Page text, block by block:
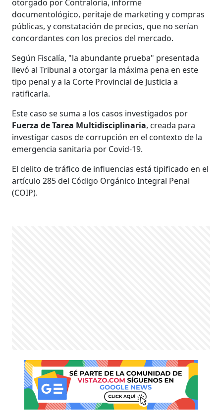
otorgado por Contraloría, informe
documentológico, peritaje de marketing y compras
públicas, y constatación de precios, que no serían
concordantes con los precios del mercado.
Según Fiscalía, "la abundante prueba" presentada
llevó al Tribunal a otorgar la máxima pena en este
tipo penal y a la Corte Provincial de Justicia a
ratificarla.
Este caso se suma a los casos investigados por
Fuerza de Tarea Multidisciplinaria, creada para
investigar casos de corrupción en el contexto de la
emergencia sanitaria por Covid-19.
El delito de tráfico de influencias está tipificado en el
artículo 285 del Código Orgánico Integral Penal
(COIP).